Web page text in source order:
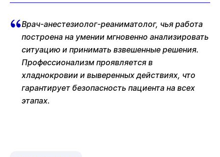
Врач-анестезиолог-реаниматолог, чья работа
построена на умении мгновенно анализировать
ситуацию и принимать взвешенные решения.
Профессионализм проявляется в
хладнокровии и выверенных действиях, что
гарантирует безопасность пациента на всех
этапах.